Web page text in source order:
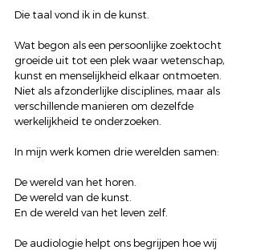
Die taal vond ik in de kunst.
Wat begon als een persoonlijke zoektocht
groeide uit tot een plek waar wetenschap,
kunst en menselijkheid elkaar ontmoeten.
Niet als afzonderlijke disciplines, maar als
verschillende manieren om dezelfde
werkelijkheid te onderzoeken.
In mijn werk komen drie werelden samen:
De wereld van het horen.
De wereld van de kunst.
En de wereld van het leven zelf.
De audiologie helpt ons begrijpen hoe wij